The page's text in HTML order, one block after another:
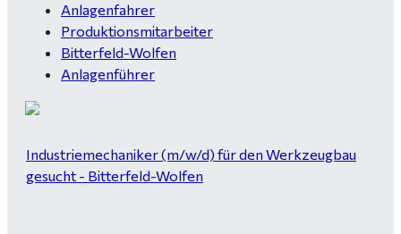
Anlagenfahrer
Produktionsmitarbeiter
Bitterfeld-Wolfen
Anlagenführer
Industriemechaniker (m/w/d) für den Werkzeugbau
gesucht - Bitterfeld-Wolfen